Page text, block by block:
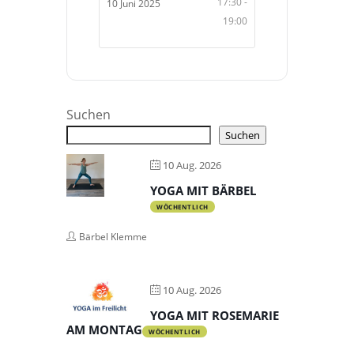
10 Juni 2025
19:00
Suchen
Suchen
10 Aug. 2026
YOGA MIT BÄRBEL
WÖCHENTLICH
Bärbel Klemme
10 Aug. 2026
YOGA MIT ROSEMARIE
AM MONTAG
WÖCHENTLICH